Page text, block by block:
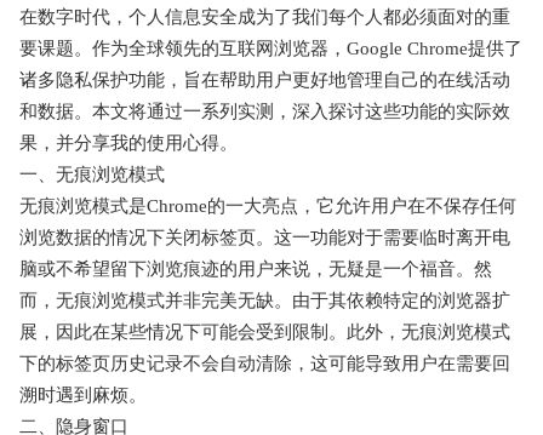
在数字时代，个人信息安全成为了我们每个人都必须面对的重
要课题。作为全球领先的互联网浏览器，Google Chrome提供了
诸多隐私保护功能，旨在帮助用户更好地管理自己的在线活动
和数据。本文将通过一系列实测，深入探讨这些功能的实际效
果，并分享我的使用心得。
一、无痕浏览模式
无痕浏览模式是Chrome的一大亮点，它允许用户在不保存任何
浏览数据的情况下关闭标签页。这一功能对于需要临时离开电
脑或不希望留下浏览痕迹的用户来说，无疑是一个福音。然
而，无痕浏览模式并非完美无缺。由于其依赖特定的浏览器扩
展，因此在某些情况下可能会受到限制。此外，无痕浏览模式
下的标签页历史记录不会自动清除，这可能导致用户在需要回
溯时遇到麻烦。
二、隐身窗口